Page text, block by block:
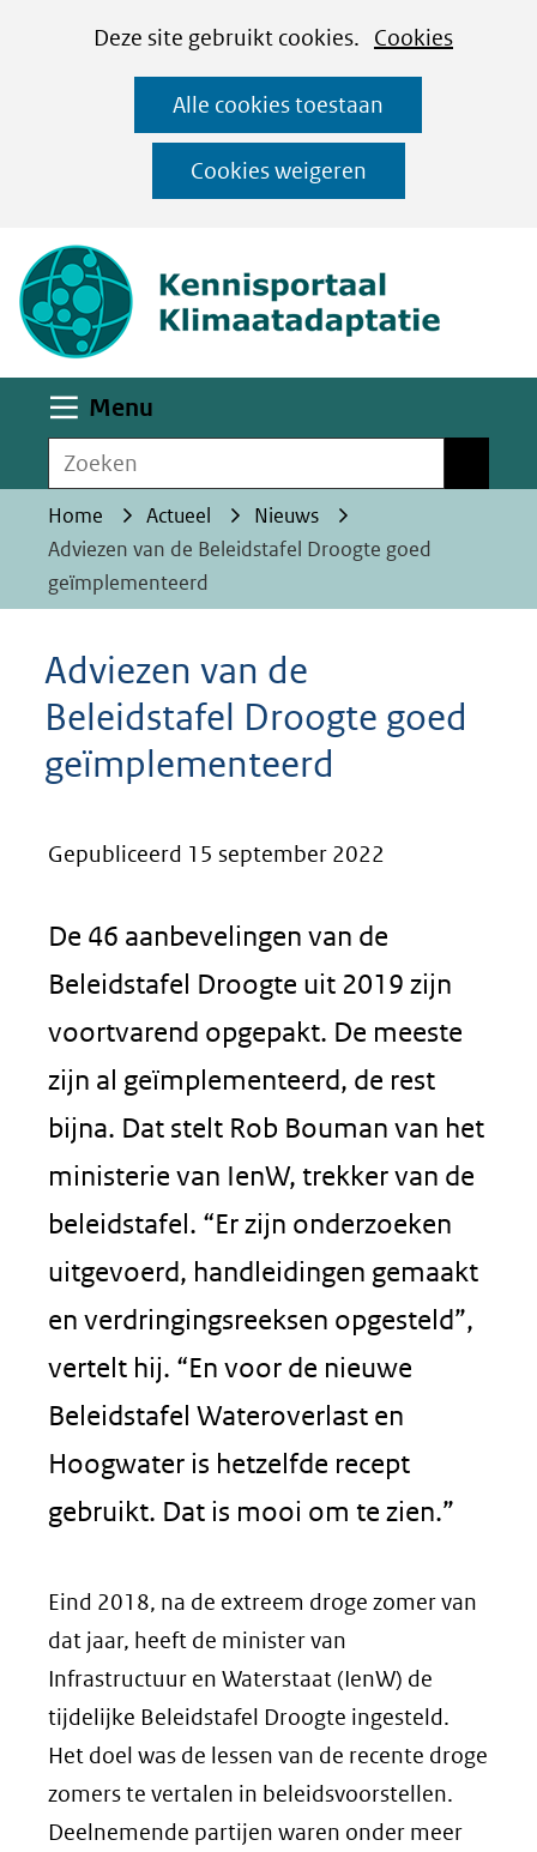
CookiesDeze site gebruikt cookies. Cookies
op
deze
website
worden
toegestaan
geweigerd.
Alle cookies toestaan
Cookies weigeren
Ga
naar
de
inhoud
Menu
Zoeken
Home Actueel
Nieuws
Adviezen van de Beleidstafel Droogte goed
geïmplementeerd
Adviezen van de
Beleidstafel Droogte goed
geïmplementeerd
Gepubliceerd 15 september 2022
De 46 aanbevelingen van de
Beleidstafel Droogte uit 2019 zijn
voortvarend opgepakt. De meeste
zijn al geïmplementeerd, de rest
bijna. Dat stelt Rob Bouman van het
ministerie van IenW, trekker van de
beleidstafel. “Er zijn onderzoeken
uitgevoerd, handleidingen gemaakt
en verdringingsreeksen opgesteld”,
vertelt hij. “En voor de nieuwe
Beleidstafel Wateroverlast en
Hoogwater is hetzelfde recept
gebruikt. Dat is mooi om te zien.”
Eind 2018, na de extreem droge zomer van
dat jaar, heeft de minister van
Infrastructuur en Waterstaat (IenW) de
tijdelijke Beleidstafel Droogte ingesteld.
Het doel was de lessen van de recente droge
zomers te vertalen in beleidsvoorstellen.
Deelnemende partijen waren onder meer